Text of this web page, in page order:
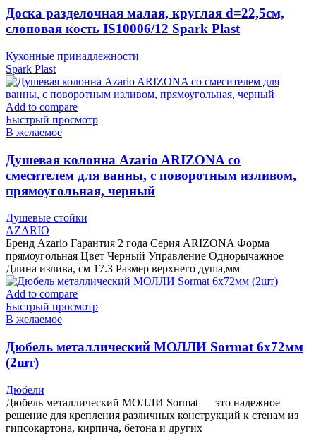
Доска разделочная малая, круглая d=22,5см,
слоновая кость IS10006/12 Spark Plast
Кухонные принадлежности
Spark Plast
Add to compare
Быстрый просмотр
В желаемое
Душевая колонна Azario ARIZONA со
смесителем для ванны, с поворотным изливом,
прямоугольная, черный
Душевые стойки
AZARIO
Бренд Azario Гарантия 2 года Серия ARIZONA Форма
прямоугольная Цвет Черный Управление Однорычажное
Длина излива, см 17.3 Размер верхнего душа,мм
Add to compare
Быстрый просмотр
В желаемое
Дюбель металлический МОЛЛИ Sormat 6х72мм
(2шт)
Дюбели
Дюбель металлический МОЛЛИ Sormat — это надежное
решение для крепления различных конструкций к стенам из
гипсокартона, кирпича, бетона и других